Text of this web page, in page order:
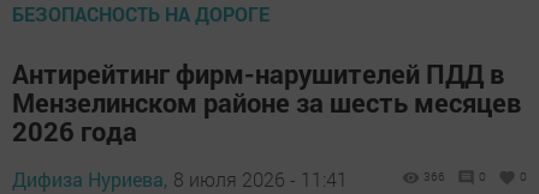
БЕЗОПАСНОСТЬ НА ДОРОГЕ
Антирейтинг фирм-нарушителей ПДД в
Мензелинском районе за шесть месяцев
2026 года
Дифиза Нуриева, 8 июля 2026 - 11:41 366 0 0